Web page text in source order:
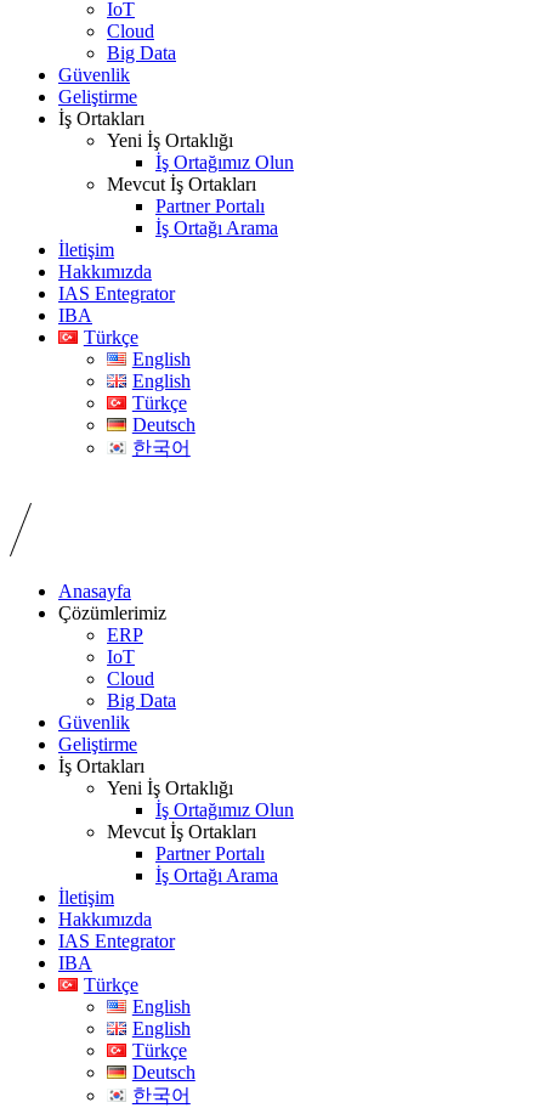
IoT
Cloud
Big Data
Güvenlik
Geliştirme
İş Ortakları
Yeni İş Ortaklığı
İş Ortağımız Olun
Mevcut İş Ortakları
Partner Portalı
İş Ortağı Arama
İletişim
Hakkımızda
IAS Entegrator
IBA
Türkçe
English
English
Türkçe
Deutsch
한국어
Anasayfa
Çözümlerimiz
ERP
IoT
Cloud
Big Data
Güvenlik
Geliştirme
İş Ortakları
Yeni İş Ortaklığı
İş Ortağımız Olun
Mevcut İş Ortakları
Partner Portalı
İş Ortağı Arama
İletişim
Hakkımızda
IAS Entegrator
IBA
Türkçe
English
English
Türkçe
Deutsch
한국어